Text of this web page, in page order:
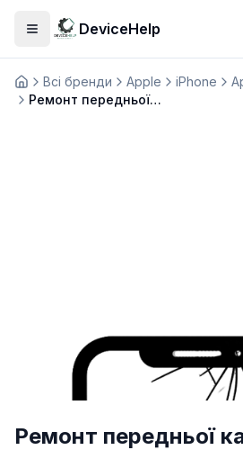
Відкрити меню
DeviceHelp
ДомашняВсі бренди Apple iPhone
Ремонт передньої камери
Ремонт передньої